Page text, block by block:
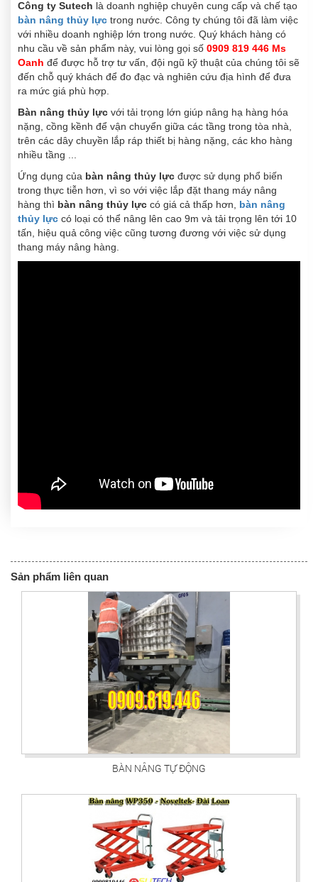
Công ty Sutech là doanh nghiệp chuyên cung cấp và chế tạo
bàn nâng thủy lực trong nước. Công ty chúng tôi đã làm việc
với nhiều doanh nghiệp lớn trong nước. Quý khách hàng có
nhu cầu về sản phẩm này, vui lòng gọi số 0909 819 446 Ms
Oanh để được hỗ trợ tư vấn, đội ngũ kỹ thuật của chúng tôi sẽ
đến chỗ quý khách để đo đạc và nghiên cứu địa hình để đưa
ra mức giá phù hợp.
Bàn nâng thủy lực với tải trọng lớn giúp nâng hạ hàng hóa
nặng, cồng kềnh để vận chuyển giữa các tầng trong tòa nhà,
trên các dây chuyền lắp ráp thiết bị hàng nặng, các kho hàng
nhiều tầng ...
Ứng dụng của bàn nâng thủy lực được sử dụng phổ biến
trong thực tiễn hơn, vì so với việc lắp đặt thang máy nâng
hàng thì bàn nâng thủy lực có giá cả thấp hơn, bàn nâng
thủy lực có loại có thể nâng lên cao 9m và tải trọng lên tới 10
tấn, hiệu quả công việc cũng tương đương với việc sử dụng
thang máy nâng hàng.
Sản phẩm liên quan
BÀN NÂNG TỰ ĐỘNG